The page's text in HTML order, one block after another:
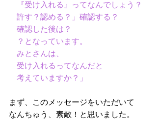
『受け入れる』ってなんでしょう？
許す？認める？」確認する？
確認した後は？
？となっています。
みとさんは、
受け入れるってなんだと
考えていますか？」
まず、このメッセージをいただいて
なんちゅう、素敵！と思いました。